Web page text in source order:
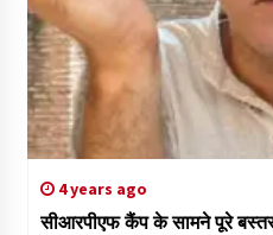
4 years ago
सीआरपीएफ कैंप के सामने पूरे